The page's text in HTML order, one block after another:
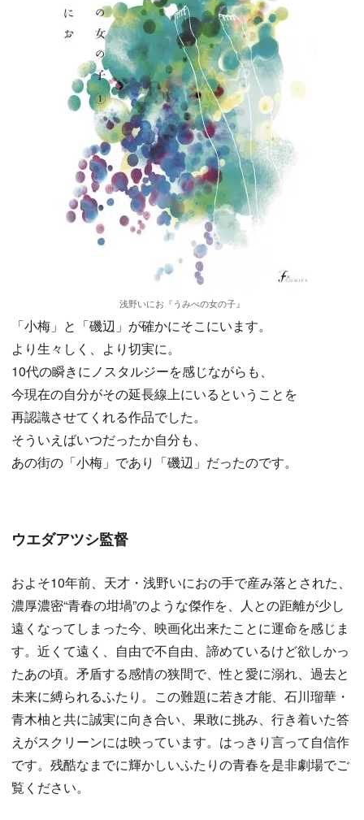
浅野いにお『うみべの女の子』
「小梅」と「磯辺」が確かにそこにいます。
より生々しく、より切実に。
10代の瞬きにノスタルジーを感じながらも、
今現在の自分がその延長線上にいるということを
再認識させてくれる作品でした。
そういえばいつだったか自分も、
あの街の「小梅」であり「磯辺」だったのです。
ウエダアツシ監督
およそ10年前、天才・浅野いにおの手で産み落とされた、
濃厚濃密“青春の坩堝”のような傑作を、人との距離が少し
遠くなってしまった今、映画化出来たことに運命を感じま
す。近くて遠く、自由で不自由、諦めているけど欲しかっ
たあの頃。矛盾する感情の狭間で、性と愛に溺れ、過去と
未来に縛られるふたり。この難題に若き才能、石川瑠華・
青木柚と共に誠実に向き合い、果敢に挑み、行き着いた答
えがスクリーンには映っています。はっきり言って自信作
です。残酷なまでに輝かしいふたりの青春を是非劇場でご
覧ください。